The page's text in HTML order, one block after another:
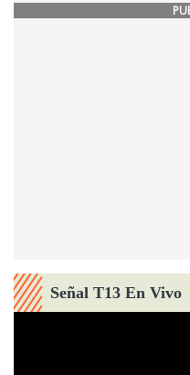
Señal T13 En Vivo